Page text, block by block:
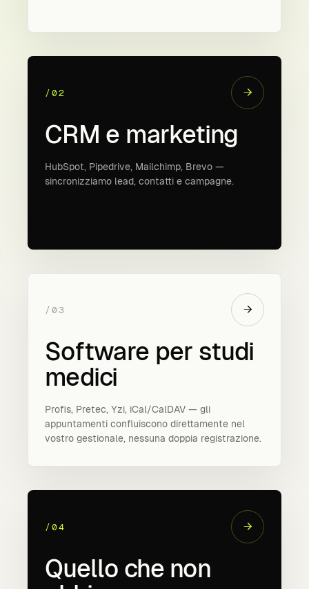
/02
CRM e marketing
HubSpot, Pipedrive, Mailchimp, Brevo —
sincronizziamo lead, contatti e campagne.
→
/03
Software per studi
medici
Profis, Pretec, Yzi, iCal/CalDAV — gli
appuntamenti confluiscono direttamente nel
vostro gestionale, nessuna doppia registrazione.
→
/04
Quello che non
→